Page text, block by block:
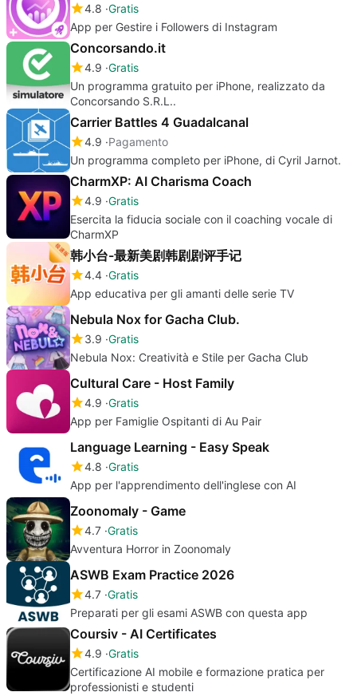
4.8 Gratis
App per Gestire i Followers di Instagram
Concorsando.it
4.9 Gratis
Un programma gratuito per iPhone, realizzato da
Concorsando S.R.L..
Carrier Battles 4 Guadalcanal
4.9 Pagamento
Un programma completo per iPhone, di Cyril Jarnot.
CharmXP: AI Charisma Coach
4.9 Gratis
Esercita la fiducia sociale con il coaching vocale di
CharmXP
韩小台-最新美剧韩剧剧评手记
4.4 Gratis
App educativa per gli amanti delle serie TV
Nebula Nox for Gacha Club.
3.9 Gratis
Nebula Nox: Creatività e Stile per Gacha Club
Cultural Care - Host Family
4.9 Gratis
App per Famiglie Ospitanti di Au Pair
Language Learning - Easy Speak
4.8 Gratis
App per l'apprendimento dell'inglese con AI
Zoonomaly - Game
4.7 Gratis
Avventura Horror in Zoonomaly
ASWB Exam Practice 2026
4.7 Gratis
Preparati per gli esami ASWB con questa app
Coursiv - AI Certificates
4.9 Gratis
Certificazione AI mobile e formazione pratica per
professionisti e studenti